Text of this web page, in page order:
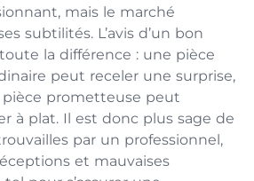
mais le marché
subtilités. L’avis d’un bon
la différence : une pièce
peut receler une surprise,
prometteuse peut
à plat. Il est donc plus sage de
par un professionnel,
et mauvaises